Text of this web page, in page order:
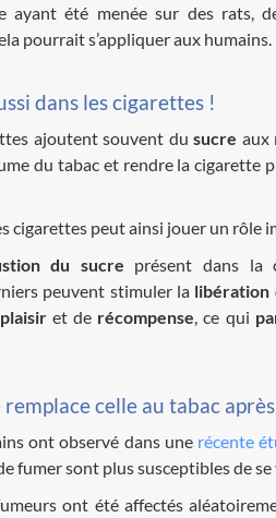
ayant été menée sur des rats,
pourrait s’appliquer aux humains.
dans les cigarettes !
ajoutent souvent dusucre aux
du tabac et rendre la
cigarettes peut ainsi jouer un rôle
du sucre présent dans la
peuvent stimuler la libération
plaisiret de récompense , ce qui
remplace celle au tabac
ont observé dans une récente
fumer sont plus susceptibles de se
ont été affectés